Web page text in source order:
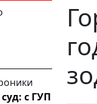
с ГУП